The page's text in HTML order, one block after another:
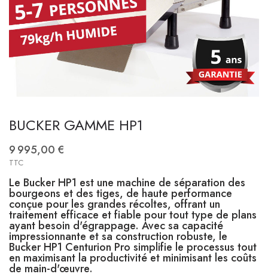
BUCKER GAMME HP1
9 995,00 €
TTC
Le Bucker HP1 est une machine de séparation des
bourgeons et des tiges, de haute performance
conçue pour les grandes récoltes, offrant un
traitement efficace et fiable pour tout type de plans
ayant besoin d'égrappage. Avec sa capacité
impressionnante et sa construction robuste, le
Bucker HP1 Centurion Pro simplifie le processus tout
en maximisant la productivité et minimisant les coûts
de main-d'œuvre.